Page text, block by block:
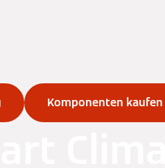
Komponenten kaufen